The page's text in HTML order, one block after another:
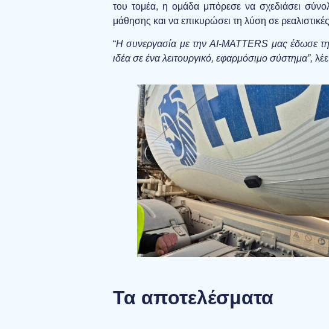
του τομέα, η ομάδα μπόρεσε να σχεδιάσει
μάθησης και να επικυρώσει τη λύση σε
“Η συνεργασία με την AI-MATTERS μας έδωσε
ιδέα σε ένα λειτουργικό, εφαρμόσιμο σύστημα”,
Τα αποτελέσματα